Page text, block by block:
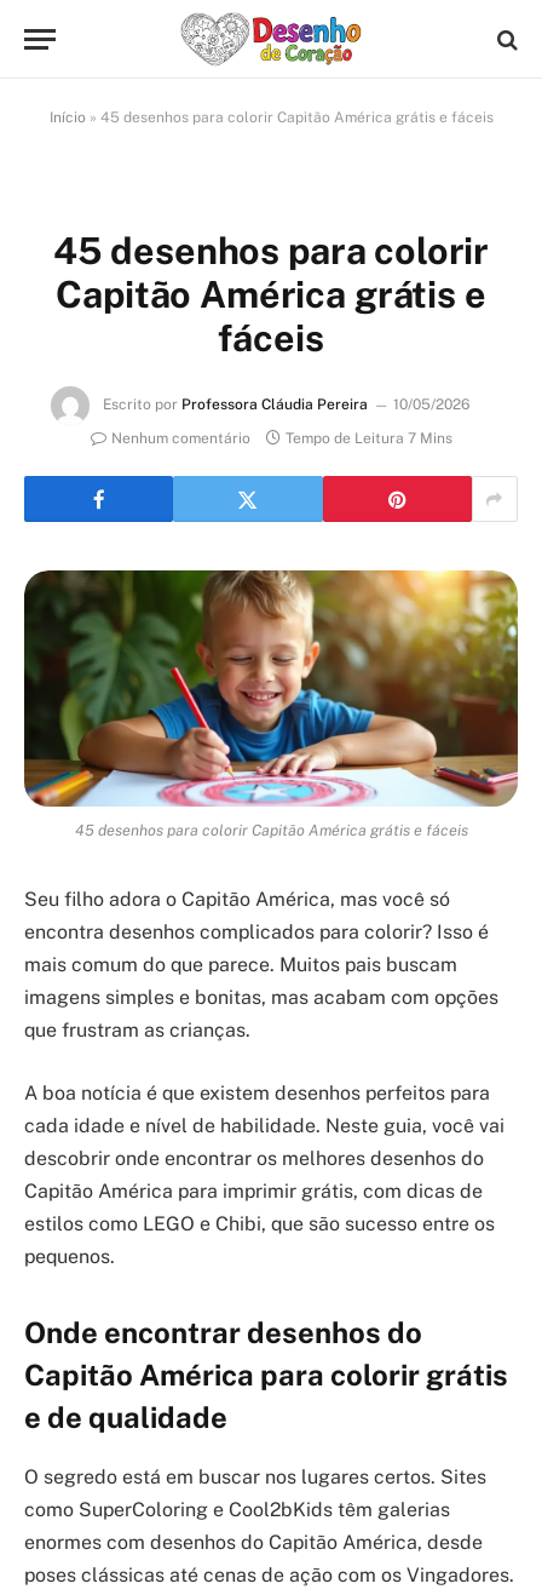
Início » 45 desenhos para colorir Capitão América grátis e fáceis
45 desenhos para colorir
Capitão América grátis e
fáceis
Escrito por Professora Cláudia Pereira
10/05/2026
Nenhum comentário
Tempo de Leitura 7 Mins
45 desenhos para colorir Capitão América grátis e fáceis
Seu filho adora o Capitão América, mas você só
encontra desenhos complicados para colorir? Isso é
mais comum do que parece. Muitos pais buscam
imagens simples e bonitas, mas acabam com opções
que frustram as crianças.
A boa notícia é que existem desenhos perfeitos para
cada idade e nível de habilidade. Neste guia, você vai
descobrir onde encontrar os melhores desenhos do
Capitão América para imprimir grátis, com dicas de
estilos como LEGO e Chibi, que são sucesso entre os
pequenos.
Onde encontrar desenhos do
Capitão América para colorir grátis
e de qualidade
O segredo está em buscar nos lugares certos. Sites
como SuperColoring e Cool2bKids têm galerias
enormes com desenhos do Capitão América, desde
poses clássicas até cenas de ação com os Vingadores.